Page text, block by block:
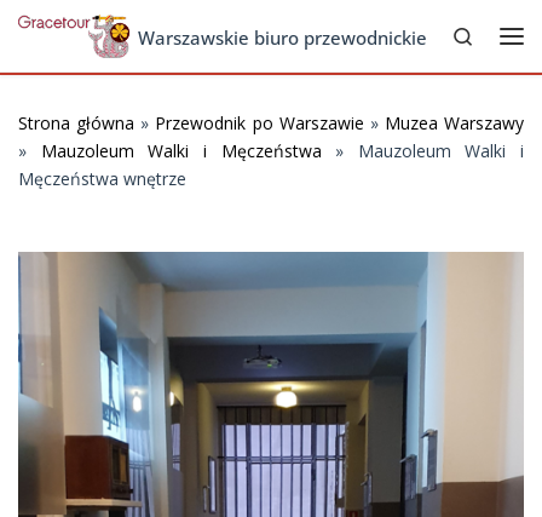
Skip to contentWarszawskie biuro przewodnickie
Search
Strona główna » Przewodnik po Warszawie » Muzea Warszawy
» Mauzoleum Walki i Męczeństwa » Mauzoleum Walki i
Męczeństwa wnętrze